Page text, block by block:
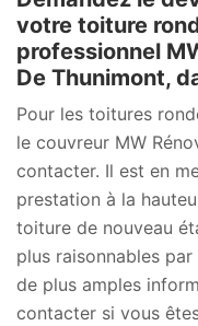
votre toiture
professionnel
De Thunimont,
Pour les toitures
le couvreur MW
contacter. Il est en
prestation à la
toiture de nouveau
plus raisonnables
de plus amples
contacter si vous